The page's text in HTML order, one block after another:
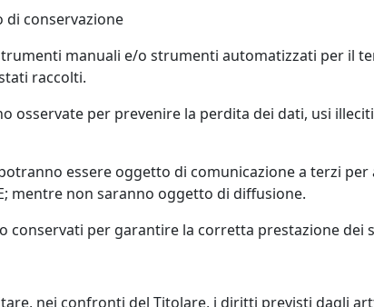
conservazione
manuali e/o strumenti automatizzati per il
raccolti.
osservate per prevenire la perdita dei dati, usi
essere oggetto di comunicazione a terzi
mentre non saranno oggetto di diffusione.
conservati per garantire la corretta prestazione dei
nei confronti del Titolare, i diritti previsti dagli